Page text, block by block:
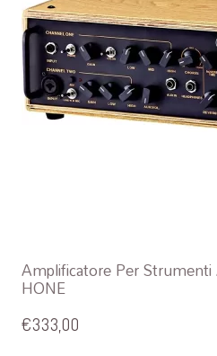
Amplificatore Per Strumenti
HONE
€333,00